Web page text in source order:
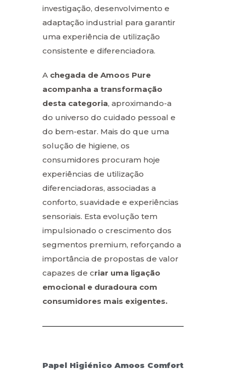
investigação, desenvolvimento e
adaptação industrial para garantir
uma experiência de utilização
consistente e diferenciadora.
A chegada de Amoos Pure
acompanha a transformação
desta categoria, aproximando-a
do universo do cuidado pessoal e
do bem-estar. Mais do que uma
solução de higiene, os
consumidores procuram hoje
experiências de utilização
diferenciadoras, associadas a
conforto, suavidade e experiências
sensoriais. Esta evolução tem
impulsionado o crescimento dos
segmentos premium, reforçando a
importância de propostas de valor
capazes de criar uma ligação
emocional e duradoura com
consumidores mais exigentes.
Papel Higiénico Amoos Comfort